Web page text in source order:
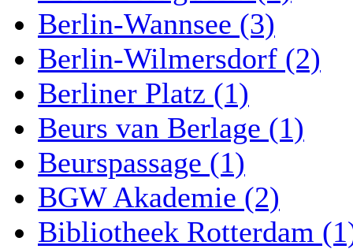
Berlin-Wannsee (3)
Berlin-Wilmersdorf (2)
Berliner Platz (1)
Beurs van Berlage (1)
Beurspassage (1)
BGW Akademie (2)
Bibliotheek Rotterdam